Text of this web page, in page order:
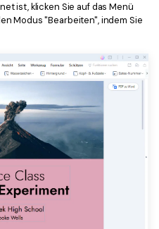
ist, klicken Sie auf das Menü
Modus "Bearbeiten", indem Sie